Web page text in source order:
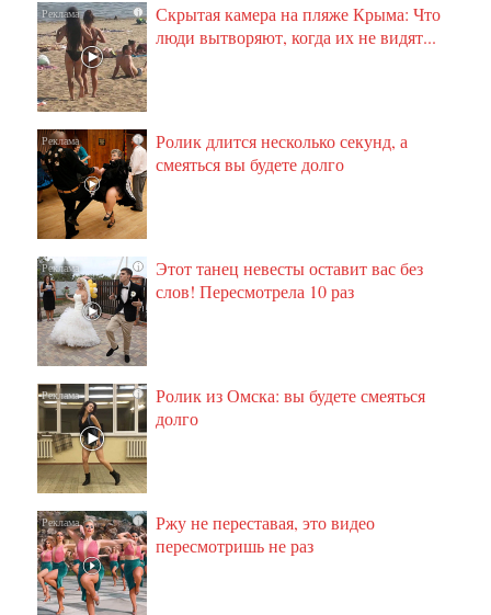
i
Скрытая камера на пляже Крыма: Что
люди вытворяют, когда их не видят...
i
Ролик длится несколько секунд, а
смеяться вы будете долго
i
Этот танец невесты оставит вас без
слов! Пересмотрела 10 раз
i
Ролик из Омска: вы будете смеяться
долго
i
Ржу не переставая, это видео
пересмотришь не раз